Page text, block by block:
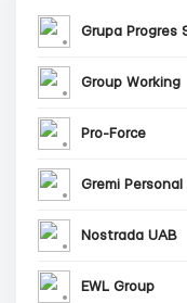
Grupa Progres
Group Working
Pro-Force
Gremi Personal
Nostrada UAB
EWL Group